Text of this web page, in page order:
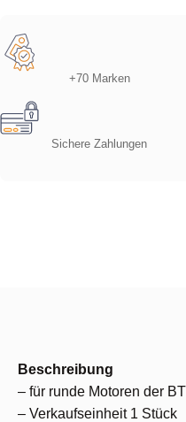
+70 Marken
Sichere Zahlungen
Beschreibung
– für runde Motoren der
– Verkaufseinheit 1 Stück